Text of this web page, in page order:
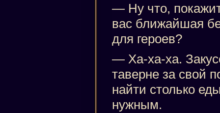
— Ну что,
вас ближайшая
для героев?
— Ха-ха-ха.
таверне за свой
найти столько
нужным.